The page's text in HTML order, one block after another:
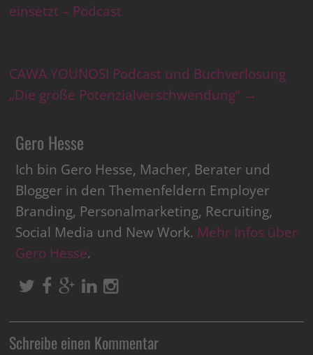
einsetzt – Podcast
CAWA YOUNOSI Podcast und Buchverlosung
„Die große Potenzialverschwendung“ →
Gero Hesse
Ich bin Gero Hesse, Macher, Berater und
Blogger in den Themenfeldern Employer
Branding, Personalmarketing, Recruiting,
Social Media und New Work. Mehr Infos über
Gero Hesse.
Schreibe einen Kommentar